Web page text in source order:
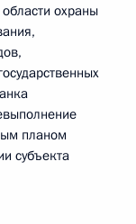
охраны
планом
субъекта